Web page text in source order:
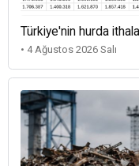
Türkiye'nin hurda
• 4 Ağustos 2026 Salı